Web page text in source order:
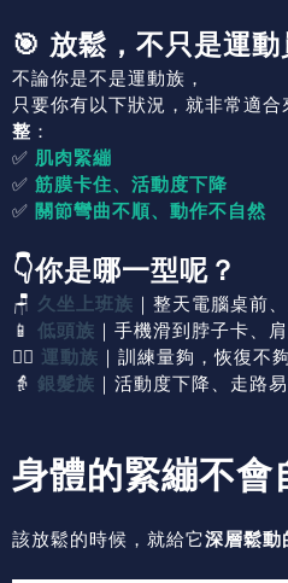
🎯 放鬆，不只是運動
不論你是不是運動族，
只要你有以下狀況，就非常適合
整 ：
✅ 肌肉緊繃
✅ 筋膜卡住、活動度下降
✅ 關節彎曲不順、動作不自然
👇你是哪一型呢？
🪑 久坐上班族 ｜整天電腦桌前
📱 低頭族 ｜手機滑到脖子卡、
🏋️‍♂️ 運動族 ｜訓練量夠，恢復不夠
👵 銀髮族 ｜活動度下降、走路
身體的緊繃不會
該放鬆的時候，就給它深層鬆動